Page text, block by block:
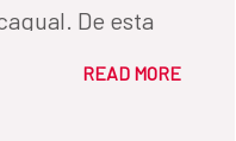
De esta
del
READ MORE